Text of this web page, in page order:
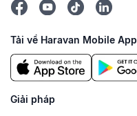
Tải về Haravan Mobile App
Giải pháp